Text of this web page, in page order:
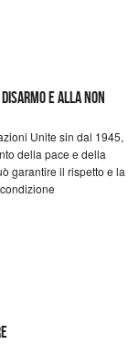
e alla Non
Unite sin dal 1945,
della pace e della
garantire il rispetto e la